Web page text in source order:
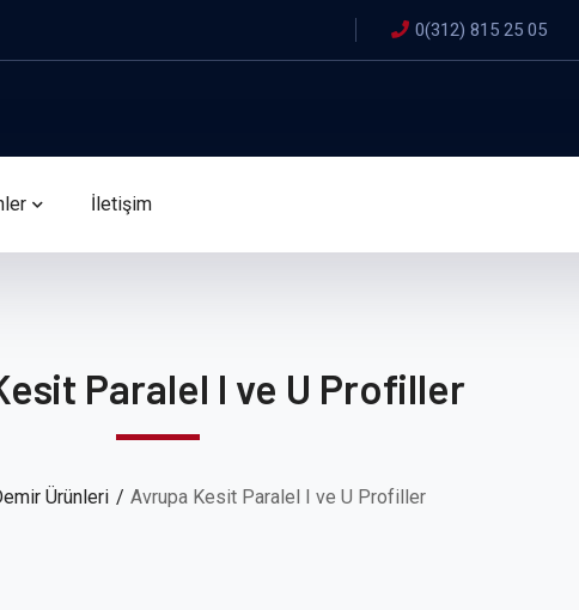
0(312) 815 25 05
İletişim
Paralel I ve U Profiller
Ürünleri Avrupa Kesit Paralel I ve U Profiller